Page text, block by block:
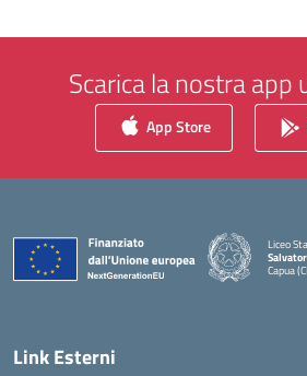
Scarica la nostra app
App Store
Liceo
Capua
—
Link Esterni